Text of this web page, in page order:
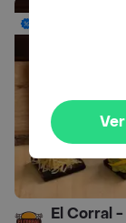
El Corral